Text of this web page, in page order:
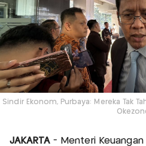
Sindir Ekonom, Purbaya: Mereka Tak
JAKARTA- Menteri Keuangan